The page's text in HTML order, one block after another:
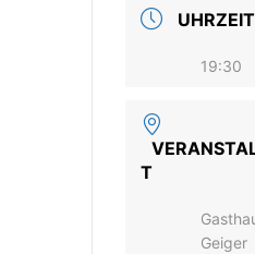
UHRZEIT
19:30
T
Geiger